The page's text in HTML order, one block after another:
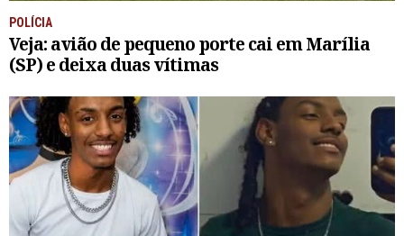
POLÍCIA
Veja: avião de pequeno porte cai em Marília
(SP) e deixa duas vítimas